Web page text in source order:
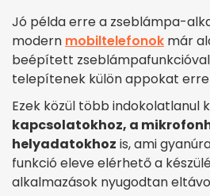
Jó példa erre a zseblámpa-
modern mobiltelefonok már
beépített
telepítenek külön appokat
Ezek közül több indokolatlanul
kapcsolatokhoz, a
helyadatokhoz is, ami
funkció eleve elérhető a
alkalmazások nyugodtan